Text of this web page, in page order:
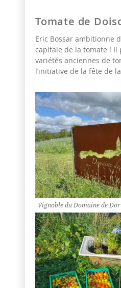
Tomate de
Eric Bossar ambitionne
capitale de la tomate !
variétés anciennes de
l’initiative de la fête de
Vignoble du Domaine de